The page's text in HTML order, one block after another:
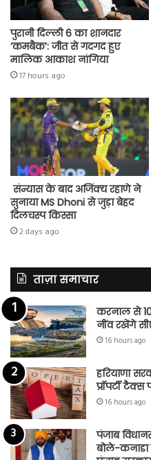
पुरानी दिल्ली 6 का शानदार
‘कमबैक’: जीत से गदगद हुए
मालिक आकाश नांगिया
17 hours ago
संन्यास के बाद अजिंक्‍य रहाणे ने
सुनाया MS Dhoni से जुड़ा बेहद
दिलचस्प किस्सा
2 days ago
ताज़ा समाचार
करनाल से 10
नींव रखेंगे
16 hours ago
हरियाणा
प्रॉपर्टी
16 hours ago
पंजाब
बोले-कनाडा